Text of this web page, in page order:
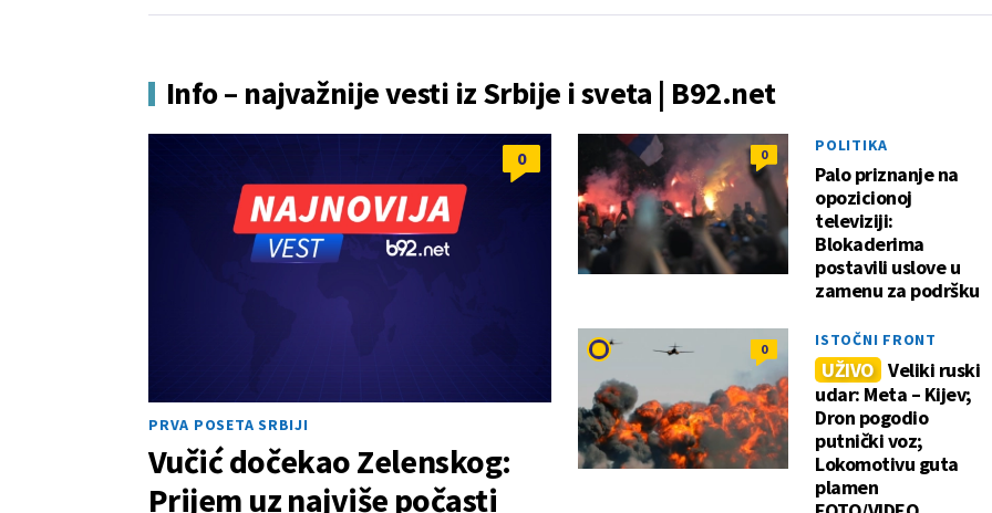
Info – najvažnije vesti iz Srbije i sveta | B92.net
0
PRVA POSETA SRBIJI
Vučić dočekao Zelenskog:
Prijem uz najviše počasti
0 POLITIKA
Palo priznanje na
opozicionoj
televiziji:
Blokaderima
postavili uslove u
zamenu za podršku
0 ISTOČNI FRONT
UŽIVO Veliki ruski
udar: Meta – Kijev;
Dron pogodio
putnički voz;
Lokomotivu guta
plamen